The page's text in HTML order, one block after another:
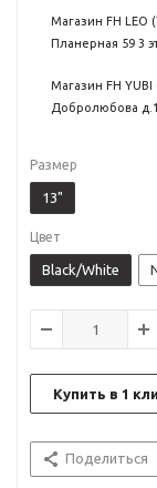
Магазин FH
Планерная 59 3
Магазин FH
Добролюбова
Размер
13"
Цвет
Black/White
Купить в 1
Поделиться